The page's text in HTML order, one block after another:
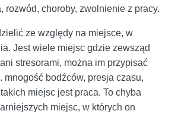
rozwód, choroby, zwolnienie z pracy.
ze względy na miejsce, w
Jest wiele miejsc gdzie zewsząd
stresorami, można im przypisać
mnogość bodźców, presja czasu,
miejsc jest praca. To chyba
miejsc, w których on